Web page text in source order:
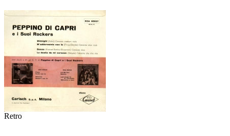
Retro